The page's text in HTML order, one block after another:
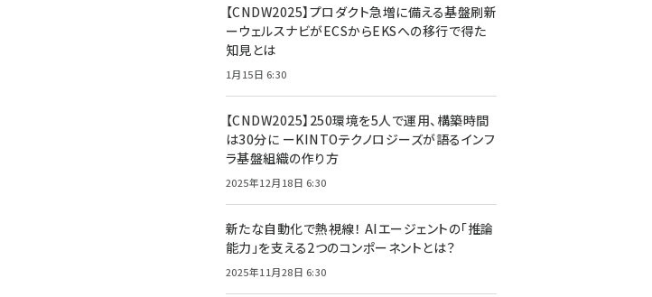
【CNDW2025】プロダクト急増に備える基盤刷新
ーウェルスナビがECSからEKSへの移行で得た
知見とは
1月15日 6:30
【CNDW2025】250環境を5人で運用、構築時間
は30分に ーKINTOテクノロジーズが語るインフ
ラ基盤組織の作り方
2025年12月18日 6:30
新たな自動化で熱視線！ AIエージェントの「推論
能力」を支える2つのコンポーネントとは？
2025年11月28日 6:30